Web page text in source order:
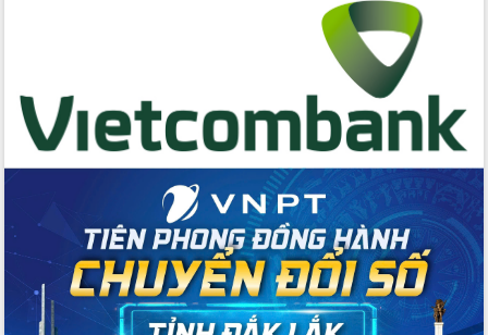
Ngành nông nghiệp phấn đấu tăng
trưởng đạt 5,86% trong năm 2026
UBND tỉnh Đắk Lắk triển khai công tác
Đắk Lắk tập trung toàn lực khắc phục
tồn tại IUU, sẵn sàng làm việc với
Đoàn thanh tra EC
Chủ tịch UBND tỉnh Tạ Anh Tuấn thăm,
chúc mừng các bệnh viện nhân Ngày
Thầy thuốc Việt Nam